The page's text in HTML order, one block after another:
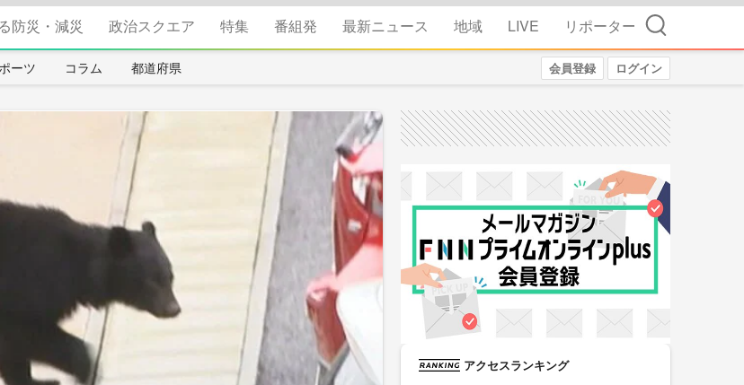
防災・減災 政治スクエア 特集 番組発 最新ニュース 地域 LIVE リポーター 検索
ーツ コラム 都道府県 会員登録 ログイン
アクセスランキング